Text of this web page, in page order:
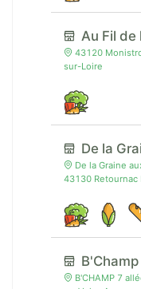
43120
sur-Loire
De la
De la Graine
43130 Retournac
B'Champ
B'CHAMP 7